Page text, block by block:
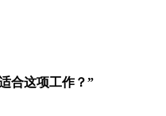
合这项工作？”